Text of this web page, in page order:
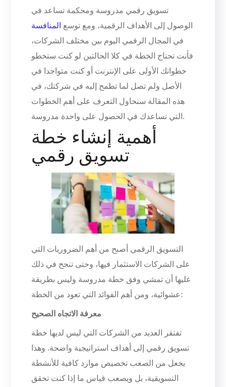
تسويق رقمي مدروسة ومحكمة تساعد في
الوصول إلى الأهداف الرقمية، ومع توسع المنافسة
في المجال الرقمي اليوم بين مختلف الشركات،
فأنت تحتاج الخطة في كلا الحالتين لو كنت ستخطو
خطواتك الأولى على الإنترنت أو كنت متواجدا في
الأصل ولم تصل لما تطمح إليه في شركتك، في
هذه المقالة سنحاول التعرف على أهم الخطوات
التي تساعدك في الحصول على واحدة مدروسة.
أهمية إنشاء خطة
تسويق رقمي
التسويق الرقمي أصبح من أهم الضروريات التي
على الشركات الاستثمار فيها، وحتى تنجح في ذلك
عليها أن تمشي وفق خطة مدروسة وليس بطريقة
عشوائية، ومن أهم الفوائد التي تعود من الخطة:
معرفة الاتجاه الصحيح
تفتقر العديد من الشركات التي ليس لديها خطة
تسويق رقمي إلى أهداف استراتيجية واضحة. وهذا
يجعل من الصعب تخصيص موارد كافية للأنشطة
التسويقية، بل ويصعب قياس ما إذا كنت تحقق